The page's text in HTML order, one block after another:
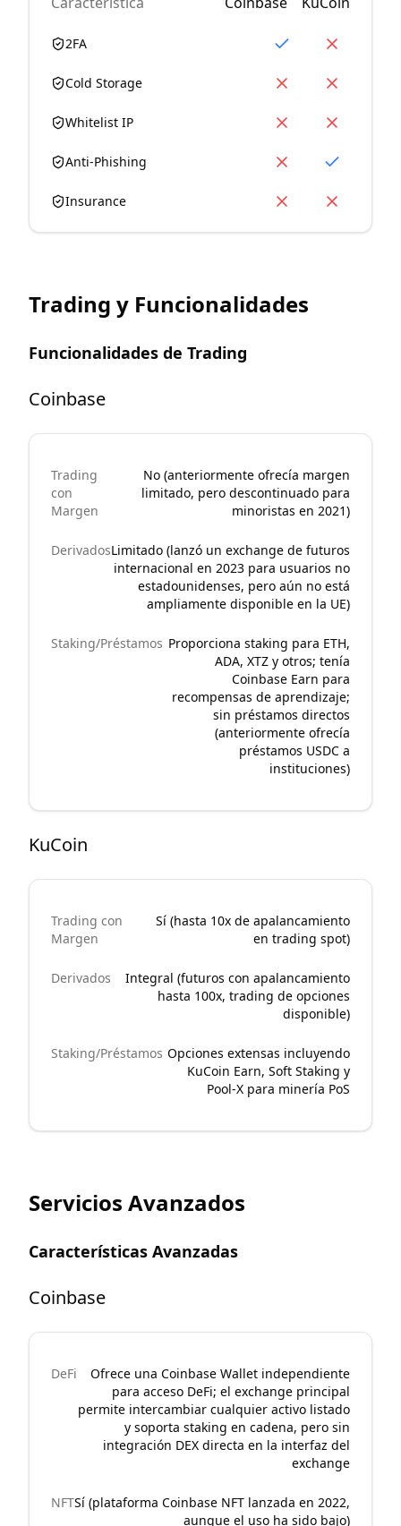
2FA
Cold Storage
Whitelist IP
Anti-Phishing
Insurance
Trading y Funcionalidades
Funcionalidades de Trading
Coinbase
Trading
con
Margen
No (anteriormente ofrecía margen
limitado, pero descontinuado para
minoristas en 2021)
DerivadosLimitado (lanzó un exchange de futuros
internacional en 2023 para usuarios no
estadounidenses, pero aún no está
ampliamente disponible en la UE)
Staking/Préstamos Proporciona staking para ETH,
ADA, XTZ y otros; tenía
Coinbase Earn para
recompensas de aprendizaje;
sin préstamos directos
(anteriormente ofrecía
préstamos USDC a
instituciones)
KuCoin
Trading con
Margen
Sí (hasta 10x de apalancamiento
en trading spot)
Derivados
Integral (futuros con apalancamiento
hasta 100x, trading de opciones
disponible)
Staking/Préstamos Opciones extensas incluyendo
KuCoin Earn, Soft Staking y
Pool-X para minería PoS
Servicios Avanzados
Características Avanzadas
Coinbase
DeFi
Ofrece una Coinbase Wallet independiente
para acceso DeFi; el exchange principal
permite intercambiar cualquier activo listado
y soporta staking en cadena, pero sin
integración DEX directa en la interfaz del
exchange
NFTSí (plataforma Coinbase NFT lanzada en 2022,
aunque el uso ha sido bajo)